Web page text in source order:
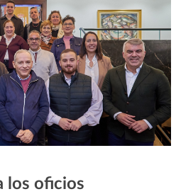
los oficios